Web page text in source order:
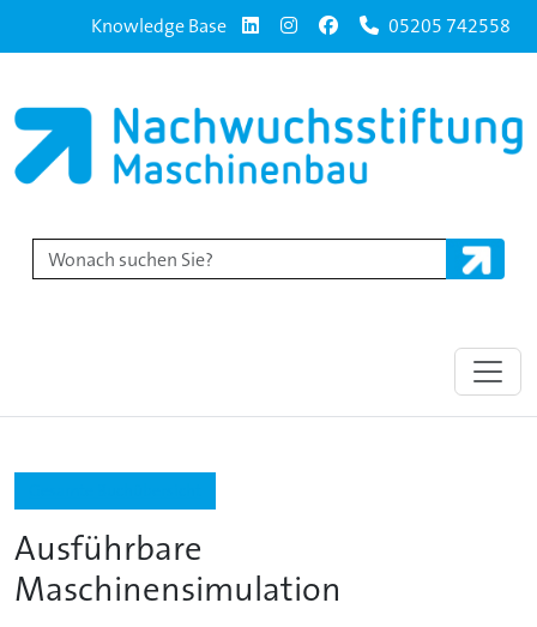
Knowledge Base 05205 742558
Ausführbare
Maschinensimulation